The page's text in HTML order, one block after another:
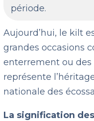
période.
Aujourd’hui, le kilt
grandes occasions
enterrement ou des
représente
nationale des
La signification